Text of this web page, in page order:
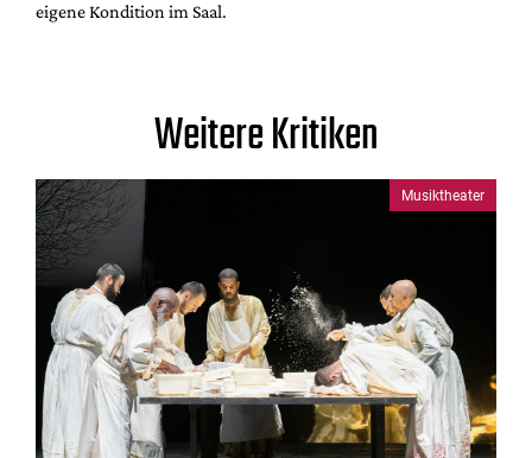
eigene Kondition im Saal.
Weitere Kritiken
Musiktheater